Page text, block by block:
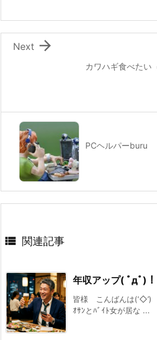
カワハギ食べたい

Next
PCヘルパーburu
 関連記事
年収アップ( ﾟдﾟ)！
皆様 こんばんは(‘◇’)
ｵｻﾝとﾊﾞｲﾄ女が居な ...